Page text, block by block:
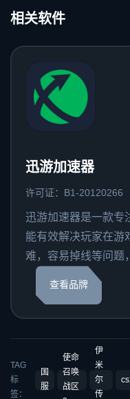
相关软件
迅游加速器
许可证：B1-20120266
迅游加速器是一款专
能有效解决玩家在游
难，容易掉线等问题
查看品牌
TAG
标
签：
国
服
使命
召唤
战区
伊
米
尔
传